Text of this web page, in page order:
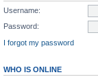
Username:
Password:
I forgot my password
WHO IS ONLINE